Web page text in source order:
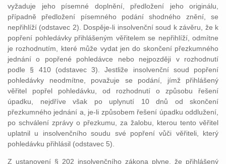
vyžaduje jeho písemné doplnění, předložení jeho originálu,
případně předložení písemného podání shodného znění, se
nepřihlíží (odstavec 2). Dospěje-li insolvenční soud k závěru, že k
popření pohledávky přihlášeným věřitelem se nepřihlíží, odmítne
je rozhodnutím, které může vydat jen do skončení přezkumného
jednání o popřené pohledávce nebo nejpozději v rozhodnutí
podle § 410 (odstavec 3). Jestliže insolvenční soud popření
pohledávky neodmítne, považuje se podání, jímž přihlášený
věřitel popřel pohledávku, od rozhodnutí o způsobu řešení
úpadku, nejdříve však po uplynutí 10 dnů od skončení
přezkumného jednání a, je-li způsobem řešení úpadku oddlužení,
po schválení zprávy o přezkumu, za žalobu, kterou tento věřitel
uplatnil u insolvenčního soudu své popření vůči věřiteli, který
pohledávku přihlásil (odstavec 5).
Z ustanovení § 202 insolvenčního zákona plyne, že přihlášený